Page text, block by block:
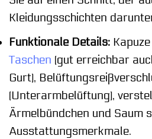
Kleidungsschichten
Funktionale Details:
Taschen (gut erreichbar
Gurt),
(Unterarmbelüftung),
Ärmelbündchen und Saum
Ausstattungsmerkmale.